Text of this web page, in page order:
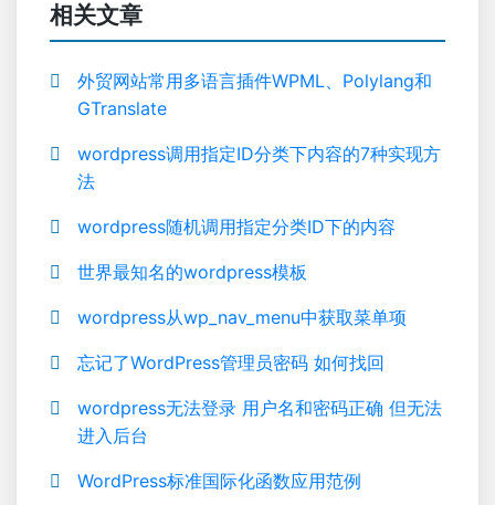
相关文章
外贸网站常用多语言插件WPML、Polylang和
GTranslate
wordpress调用指定ID分类下内容的7种实现方
法
wordpress随机调用指定分类ID下的内容
世界最知名的wordpress模板
wordpress从wp_nav_menu中获取菜单项
忘记了WordPress管理员密码 如何找回
wordpress无法登录 用户名和密码正确 但无法
进入后台
WordPress标准国际化函数应用范例